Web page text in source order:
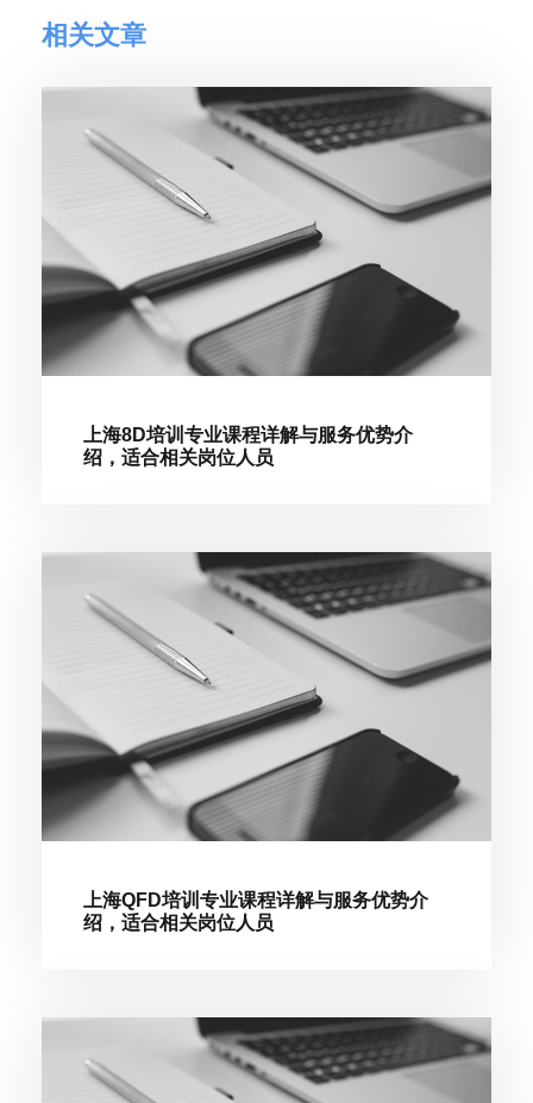
相关文章
上海8D培训专业课程详解与服务优势介
绍，适合相关岗位人员
上海QFD培训专业课程详解与服务优势介
绍，适合相关岗位人员